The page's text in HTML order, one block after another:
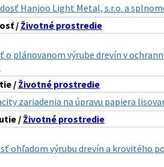
Hanjoo Light Metal, s.r.o. a
/ Životné prostredie
plánovanom výrube drevín v
/Životné prostredie
zariadenia na úpravu papiera
/ Životné prostredie
ohľadom výrubu drevín a krovitého